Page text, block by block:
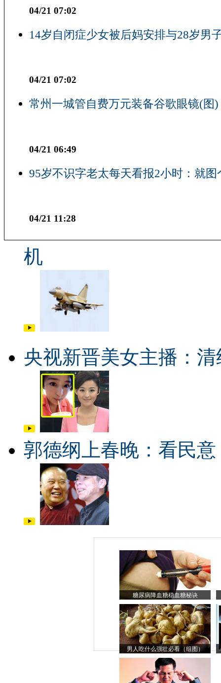
04/21 07:02
14岁自闭症少女被后妈安排与28岁男
04/21 07:02
常州一城管自费万元装备谷歌眼镜(图)
04/21 06:49
95岁不识字老太每天看报2小时：就图
04/21 11:28
机
央视新晋美女主播：清
郭德纲上春晚：看民意
糖尿病降血糖稳血糖秘诀
男人吃什么强壮必看（组图）